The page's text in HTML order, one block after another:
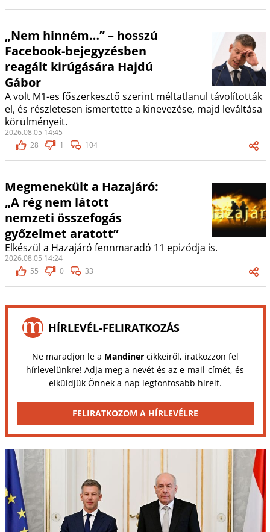
„Nem hinném…” – hosszú
Facebook-bejegyzésben
reagált kirúgására Hajdú
Gábor
A volt M1-es főszerkesztő szerint méltatlanul távolították
el, és részletesen ismertette a kinevezése, majd leváltása
körülményeit.
2026.08.05 14:45
28
1 104
Megmenekült a Hazajáró:
„A rég nem látott
nemzeti összefogás
győzelmet aratott”
Elkészül a Hazajáró fennmaradó 11 epizódja is.
2026.08.05 14:24
55
0 33
HÍRLEVÉL-FELIRATKOZÁS
Ne maradjon le a Mandinercikkeiről, iratkozzon fel
hírlevelünkre! Adja meg a nevét és az e-mail-címét, és
elküldjük Önnek a nap legfontosabb híreit.
FELIRATKOZOM A HÍRLEVÉLRE